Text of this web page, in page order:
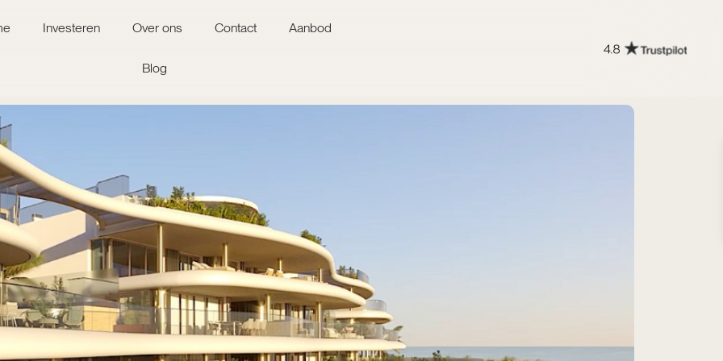
Investeren Over ons Contact Aanbod
Blog